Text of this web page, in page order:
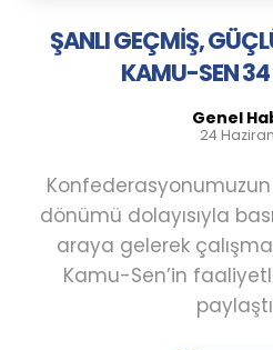
ŞANLI GEÇMİŞ,
KAMU-SEN
Genel
24
Konfederasyonumuzun
dönümü dolayısıyla
araya gelerek
Kamu-Sen’in